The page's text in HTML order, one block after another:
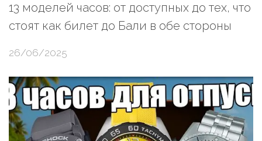
13 моделей часов: от доступных до тех, что
стоят как билет до Бали в обе стороны
26/06/2025